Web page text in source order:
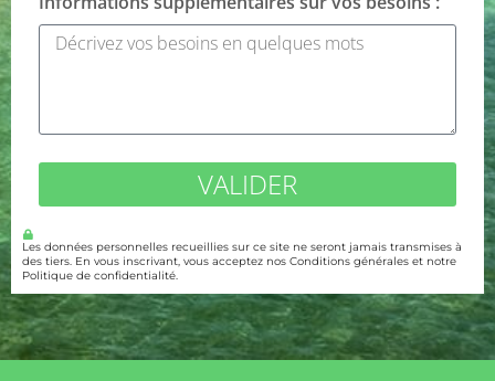
VALIDER
Les données personnelles recueillies sur ce site ne seront jamais transmises à
des tiers. En vous inscrivant, vous acceptez nos Conditions générales et notre
Politique de confidentialité.